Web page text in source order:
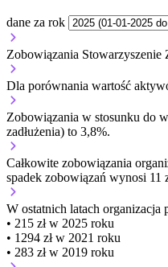
dane za rok
Zobowiązania Stowarzyszenie
Dla porównania wartość
Zobowiązania w stosunku do
zadłużenia) to 3,8%.
Całkowite zobowiązania
spadek zobowiązań wynosi 11
W ostatnich latach organizacja
• 215 zł w 2025 roku
• 1294 zł w 2021 roku
• 283 zł w 2019 roku